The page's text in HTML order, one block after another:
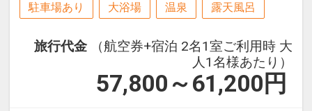
駐車場あり 大浴場 温泉 露天風呂
旅行代金
（航空券+宿泊 2名1室ご利用時 大
人1名様あたり）
57,800～61,200 円